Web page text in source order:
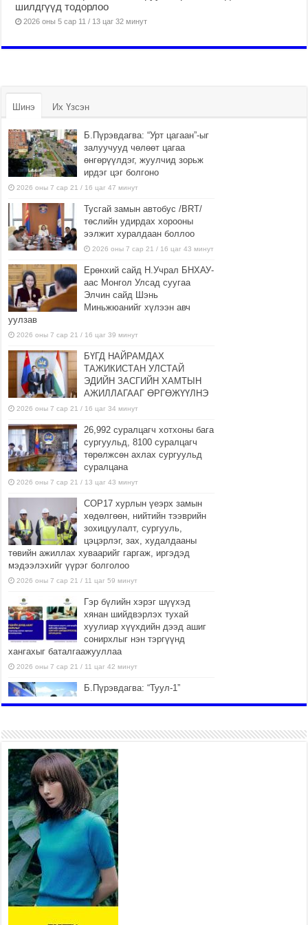
шилдгүүд тодорлоо
2026 оны 5 сар 11 / 13 цаг 32 минут
Шинэ Их Үзсэн
Б.Пүрэвдагва: “Урт цагаан”-ыг
залуучууд чөлөөт цагаа
өнгөрүүлдэг, жуулчид зорьж
ирдэг цэг болгоно
2026 оны 7 сар 21 / 16 цаг 47 минут
Тусгай замын автобус /BRT/
төслийн удирдах хорооны
ээлжит хуралдаан боллоо
2026 оны 7 сар 21 / 16 цаг 43 минут
Ерөнхий сайд Н.Учрал БНХАУ-
аас Монгол Улсад суугаа
Элчин сайд Шэнь
Миньжюанийг хүлээн авч
уулзав
2026 оны 7 сар 21 / 16 цаг 39 минут
БҮГД НАЙРАМДАХ
ТАЖИКИСТАН УЛСТАЙ
ЭДИЙН ЗАСГИЙН ХАМТЫН
АЖИЛЛАГААГ ӨРГӨЖҮҮЛНЭ
2026 оны 7 сар 21 / 16 цаг 34 минут
26,992 суралцагч хотхоны бага
сургуульд, 8100 суралцагч
төрөлжсөн ахлах сургуульд
суралцана
2026 оны 7 сар 21 / 13 цаг 43 минут
COP17 хурлын үеэрх замын
хөдөлгөөн, нийтийн тээврийн
зохицуулалт, сургууль,
цэцэрлэг, зах, худалдааны
төвийн ажиллах хуваарийг гаргаж, иргэдэд
мэдээлэхийг үүрэг болголоо
2026 оны 7 сар 21 / 11 цаг 59 минут
Гэр бүлийн хэрэг шүүхэд
хянан шийдвэрлэх тухай
хуулиар хүүхдийн дээд ашиг
сонирхлыг нэн тэргүүнд
хангахыг баталгаажууллаа
2026 оны 7 сар 21 / 11 цаг 42 минут
Б.Пүрэвдагва: “Туул-1”
2026 оны 7 сар 21 / 10 цаг 15 минут
НИЙСЛЭЛ, АЙМГИЙН
УДИРДЛАГУУДЫН АЖЛЫГ
ХҮНД СУРТЛЫГ БУУРУУЛЖ,
ИРГЭД, АЖ АХУЙН НЭГЖИЙН
АЧААГ ХЭРХЭН ХӨНГӨЛСНӨӨР ДҮГНЭНЭ
2026 оны 7 сар 21 / 10 цаг 09 минут
Байнгын хорооны дарга
М.Мандхай Цөлжилттэй
тэмцэх тухай НҮБ-ын
конвенцын талуудын 17 дугаар
бага хурал (СОР17)-ын бэлтгэл ажлын явцтай
танилцлаа